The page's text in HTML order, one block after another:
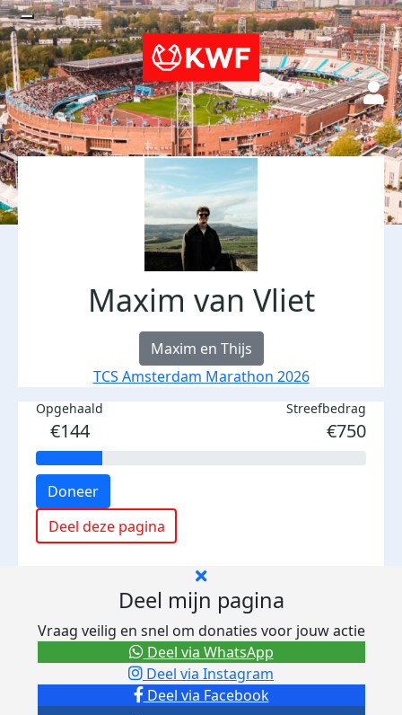
Maxim van Vliet
Maxim en Thijs
TCS Amsterdam Marathon 2026
Opgehaald
€144
Streefbedrag
€750
Doneer
Deel deze pagina
Deel mijn pagina
Vraag veilig en snel om donaties voor jouw actie
Deel via Facebook
Deel via Instagram
Deel via WhatsApp